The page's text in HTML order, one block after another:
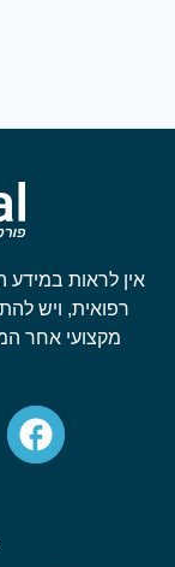
אין לראות
רפואית, ויש
מקצועי אחר